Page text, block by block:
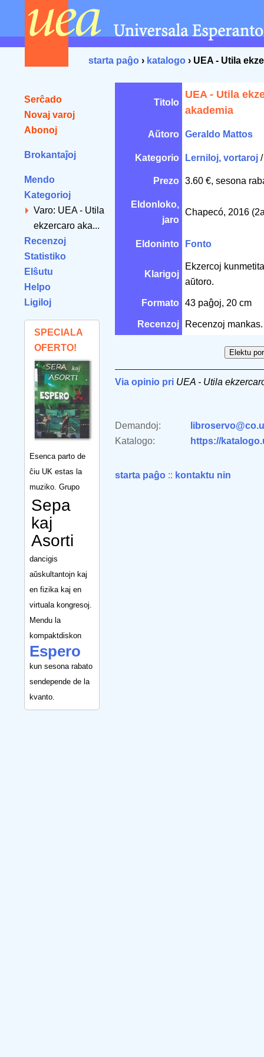
starta paĝo › katalogo › UEA - Utila
Serĉado
Novaj varoj
Abonoj
Brokantaĵoj
Mendo
Kategorioj
Varo: UEA - Utila
ekzercaro aka...
Recenzoj
Statistiko
Elŝutu
Helpo
Ligiloj
SPECIALA
OFERTO!
Esenca parto de
ĉiu UK estas la
muziko. Grupo
Sepa
kaj
Asorti
dancigis
aŭskultantojn kaj
en fizika kaj en
virtuala kongresoj.
Mendu la
kompaktdiskon
Espero
kun sesona rabato
sendepende de la
kvanto.
Titolo
UEA - Utila
akademia
Aŭtoro Geraldo Mattos
Kategorio Lerniloj, vortaroj
Prezo 3.60 €, sesona
Eldonloko,
jaro
Chapecó, 2016
Eldoninto Fonto
Klarigoj
Ekzercoj
aŭtoro.
Formato 43 paĝoj, 20 cm
Recenzoj Recenzoj mankas.
Via opinio pri UEA - Utila
Demandoj:
Katalogo:
https://
starta paĝo :: kontaktu nin